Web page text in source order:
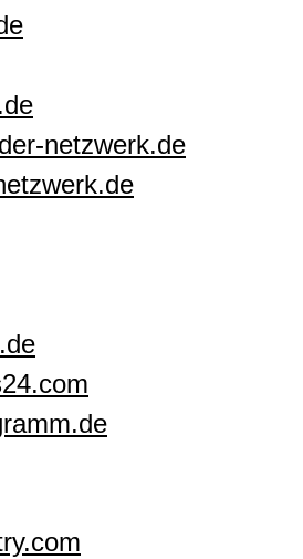
netzwerk.de